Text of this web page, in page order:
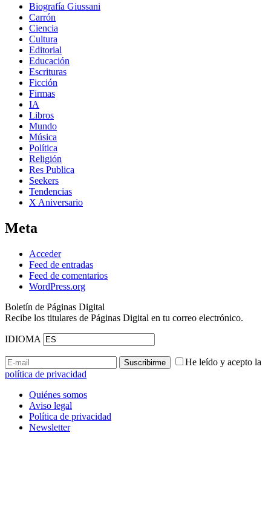
Biografía Giussani
Carrón
Ciencia
Cultura
Editorial
Educación
Escrituras
Ficción
Firmas
IA
Libros
Mundo
Música
Política
Religión
Res Publica
Seekers
Tendencias
X Aniversario
Meta
Acceder
Feed de entradas
Feed de comentarios
WordPress.org
Boletín de Páginas Digital
Recibe los titulares de Páginas Digital en tu correo electrónico.
IDIOMA
He leído y acepto la
política de privacidad
Quiénes somos
Aviso legal
Política de privacidad
Newsletter